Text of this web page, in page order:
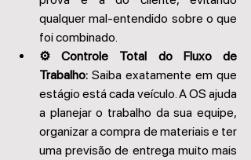
qualquer mal-entendido sobre o que
foi combinado.
⚙️ Controle Total do Fluxo de
Trabalho: Saiba exatamente em que
estágio está cada veículo. A OS ajuda
a planejar o trabalho da sua equipe,
organizar a compra de materiais e ter
uma previsão de entrega muito mais